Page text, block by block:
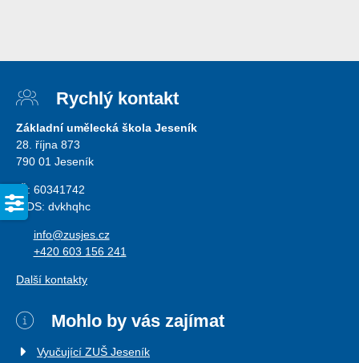
Rychlý kontakt
Základní umělecká škola Jeseník
28. října 873
790 01 Jeseník
IČ: 60341742
ISDS: dvkhqhc
info@zusjes.cz
+420 603 156 241
Další kontakty
Mohlo by vás zajímat
Vyučující ZUŠ Jeseník